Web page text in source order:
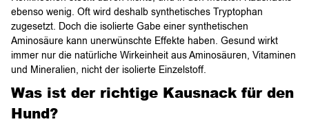
ebenso wenig. Oft wird deshalb synthetisches Tryptophan
zugesetzt. Doch die isolierte Gabe einer synthetischen
Aminosäure kann unerwünschte Effekte haben. Gesund wirkt
immer nur die natürliche Wirkeinheit aus Aminosäuren, Vitaminen
und Mineralien, nicht der isolierte Einzelstoff.
Was ist der richtige Kausnack für den
Hund?